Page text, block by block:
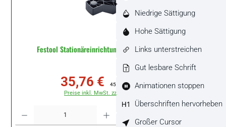
Festool Stationäreinrichtung SE-BS 75/105 #490820
Verkaufspreis:
35,76 € 45,97 €(22.21% gespart)
Preise inkl. MwSt. zzgl. Versandkosten
Produkt Anzahl: Gib den gewünschten Wert ein oder benutze die Schaltflächen um
Niedrige Sättigung
Hohe Sättigung
Links unterstreichen
Gut lesbare Schrift
Animationen stoppen
Überschriften hervorheben
Großer Cursor